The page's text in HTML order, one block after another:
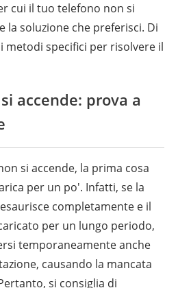
cui il tuo telefono non si
la soluzione che preferisci. Di
specifici per risolvere il
accende: prova a
si accende, la prima cosa
per un po'. Infatti, se la
completamente e il
per un lungo periodo,
temporaneamente anche
causando la mancata
si consiglia di